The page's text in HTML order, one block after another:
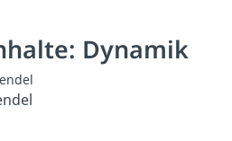
Dynamik